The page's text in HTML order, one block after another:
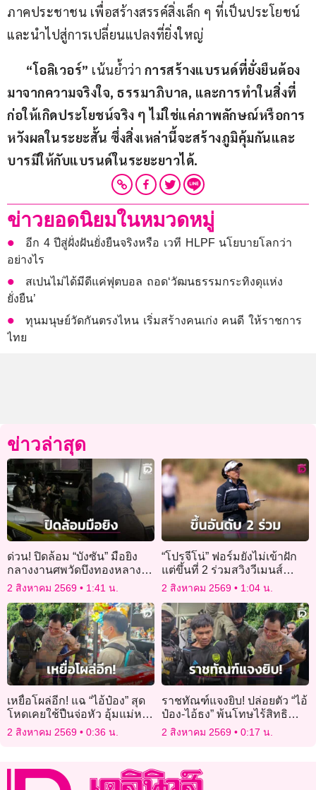
ภาคประชาชน เพื่อสร้างสรรค์สิ่งเล็ก ๆ ที่เป็นประโยชน์
และนำไปสู่การเปลี่ยนแปลงที่ยิ่งใหญ่
“โอลิเวอร์” เน้นย้ำว่า การสร้างแบรนด์ที่ยั่งยืนต้อง
มาจากความจริงใจ, ธรรมาภิบาล, และการทำในสิ่งที่
ก่อให้เกิดประโยชน์จริง ๆ ไม่ใช่แค่ภาพลักษณ์หรือการ
หวังผลในระยะสั้น ซึ่งสิ่งเหล่านี้จะสร้างภูมิคุ้มกันและ
บารมีให้กับแบรนด์ในระยะยาวได้.
ข่าวยอดนิยมในหมวดหมู่
อีก 4 ปีสู่ฝั่งฝันยั่งยืนจริงหรือ เวที HLPF นโยบายโลกว่า
อย่างไร
สเปนไม่ได้มีดีแค่ฟุตบอล ถอด‘วัฒนธรรมกระทิงดุแห่ง
ยั่งยืน’
ทุนมนุษย์วัดกันตรงไหน เริ่มสร้างคนเก่ง คนดี ให้ราชการ
ไทย
ข่าวล่าสุด
ด่วน! ปิดล้อม “บังซัน” มือยิง
กลางงานศพวัดบึงทองหลาง
ถือปืนไลฟ์สดอยู่กับแฟนสาวใน
2 สิงหาคม 2569 1:41 น.
“โปรจีโน่” ฟอร์มยังไม่เข้าฝัก
แต่ขึ้นที่ 2 ร่วมสวิงวีเมนส์
โอเพ่น
2 สิงหาคม 2569 1:04 น.
เหยื่อโผล่อีก! แฉ “ไอ้ป๋อง” สุด
โหดเคยใช้ปืนจ่อหัว อุ้มแม่หวัง
พาไปฝังดินเขาชีจรรย์
2 สิงหาคม 2569 0:36 น.
ราชทัณฑ์แจงยิบ! ปล่อยตัว “ไอ้
ป๋อง-ไอ้ธง” พ้นโทษไร้สิทธิ
พิเศษ ใช้กฎหมาย JSOC เฝ้า
2 สิงหาคม 2569 0:17 น.